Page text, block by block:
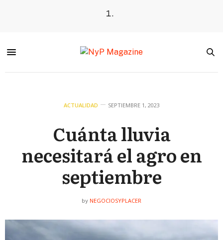
ACTUALIDAD SEPTIEMBRE 1, 2023
Cuánta lluvia
necesitará el agro en
septiembre
by NEGOCIOSYPLACER